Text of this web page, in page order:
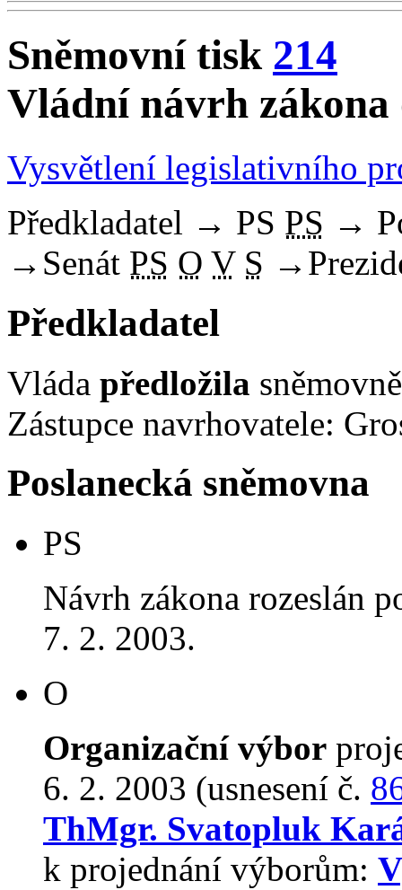
Sněmovní tisk 214
Vládní návrh
Vysvětlení legislativního
Předkladatel → PS PS →
→ Senát PS O V S →
Předkladatel
Vláda předložila
Zástupce navrhovatele:
Poslanecká sněmovna
PS
Návrh zákona rozeslán
7. 2. 2003.
O
Organizační výbor
6. 2. 2003 (usnesení č.
ThMgr. Svatopluk
k projednání výborům: